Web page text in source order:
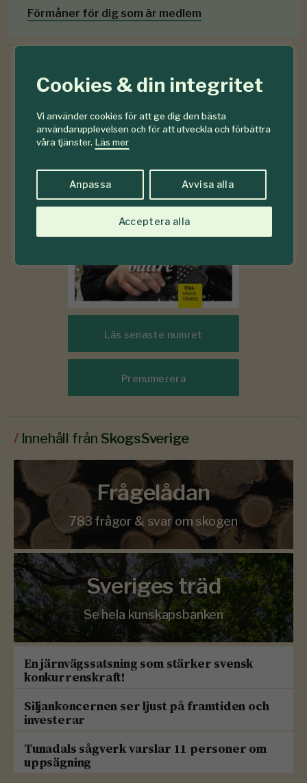
Cookies & din integritet
Vi använder cookies för att ge dig den bästa
användarupplevelsen och för att utveckla och förbättra
våra tjänster. Läs mer
Anpassa Avvisa alla
Acceptera alla
Förmåner för dig som är medlem
6-7
2026
Läs senaste numret
Prenumerera
/ Innehåll från SkogsSverige
Frågelådan
783 frågor & svar om skogen
Sveriges träd
Se hela kunskapsbanken
En järnvägssatsning som stärker svensk
konkurrenskraft!
Siljankoncernen ser ljust på framtiden och
investerar
Tunadals sågverk varslar 11 personer om
uppsägning